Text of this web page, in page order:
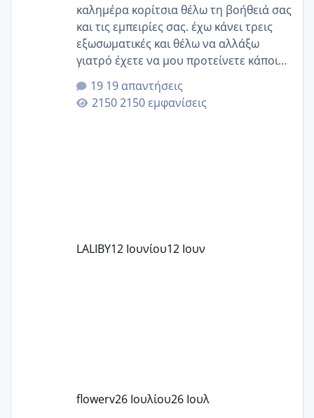
καλημέρα κορίτσια θέλω τη βοήθειά σας
και τις εμπειρίες σας. έχω κάνει τρεις
εξωσωματικές και θέλω να αλλάξω
γιατρό έχετε να μου προτείνετε κάποιον
που μείνατε ευχαριστημένες και είχατε
επιιτυχία? έκανα στο υγεία με τον
ζερβομανωλάκη (δεν το εψαξε καθόλου
19 απαντήσεις
2150 εμφανίσεις
LALIBY12 Ιουνίου12 Ιουν
flowerv26 Ιουλίου26 Ιουλ